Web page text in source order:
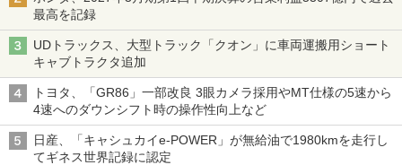
最高を記録
UDトラックス、大型トラック「クオン」に車両運搬用ショート
キャブトラクタ追加
トヨタ、「GR86」一部改良 3眼カメラ採用やMT仕様の5速から
4速へのダウンシフト時の操作性向上など
日産、「キャシュカイe-POWER」が無給油で1980kmを走行し
てギネス世界記録に認定